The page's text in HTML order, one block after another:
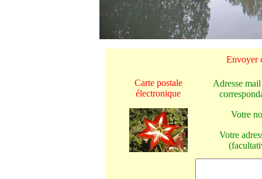
Envoyer
Carte postale
électronique
Adresse
Votre
Votre